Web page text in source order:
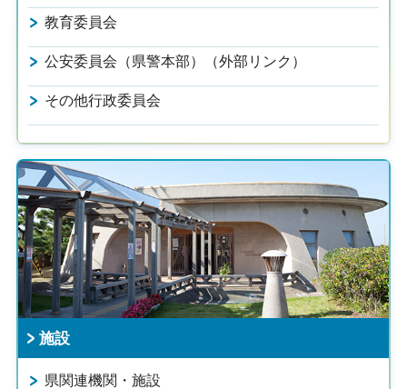
教育委員会
公安委員会（県警本部）（外部リンク）
その他行政委員会
施設
県関連機関・施設